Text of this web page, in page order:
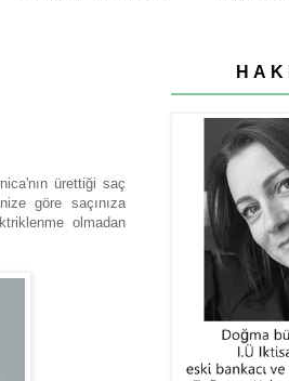
ürettiği saç
göre saçınıza
olmadan